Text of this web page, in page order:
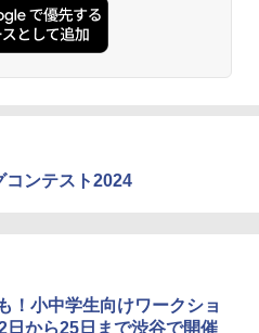
ダー 改造人間 限定ケース版
理科ダマン 12 最強ロボット決
モデル楽器電磁気教材を教える
の物理的な機器
ール
コンテスト2024
！小中学生向けワークショ
日から25日まで渋谷で開催